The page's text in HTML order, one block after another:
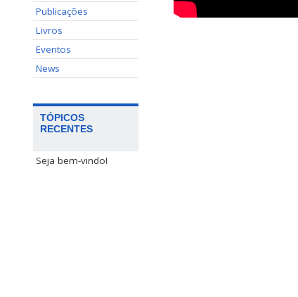
Publicações
Livros
Eventos
News
TÓPICOS
RECENTES
Seja bem-vindo!